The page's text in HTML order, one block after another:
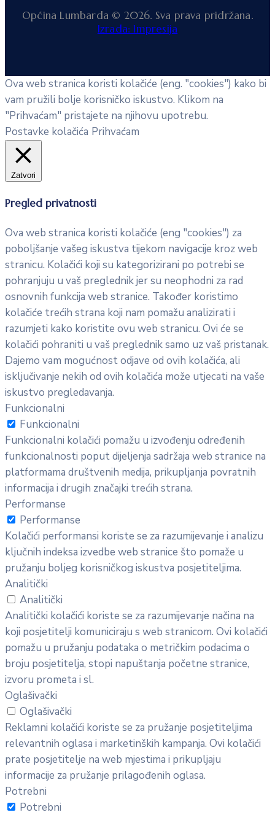
Općina Lumbarda © 2026. Sva prava pridržana.
Izrada: Impresija
Ova web stranica koristi kolačiće (eng. "cookies") kako bi
vam pružili bolje korisničko iskustvo. Klikom na
"Prihvaćam" pristajete na njihovu upotrebu.
Postavke kolačića Prihvaćam
Zatvori
Pregled privatnosti
Ova web stranica koristi kolačiće (eng "cookies") za
poboljšanje vašeg iskustva tijekom navigacije kroz web
stranicu. Kolačići koji su kategorizirani po potrebi se
pohranjuju u vaš preglednik jer su neophodni za rad
osnovnih funkcija web stranice. Također koristimo
kolačiće trećih strana koji nam pomažu analizirati i
razumjeti kako koristite ovu web stranicu. Ovi će se
kolačići pohraniti u vaš preglednik samo uz vaš pristanak.
Dajemo vam mogućnost odjave od ovih kolačića, ali
isključivanje nekih od ovih kolačića može utjecati na vaše
iskustvo pregledavanja.
Funkcionalni
Funkcionalni
Funkcionalni kolačići pomažu u izvođenju određenih
funkcionalnosti poput dijeljenja sadržaja web stranice na
platformama društvenih medija, prikupljanja povratnih
informacija i drugih značajki trećih strana.
Performanse
Performanse
Kolačići performansi koriste se za razumijevanje i analizu
ključnih indeksa izvedbe web stranice što pomaže u
pružanju boljeg korisničkog iskustva posjetiteljima.
Analitički
Analitički
Analitički kolačići koriste se za razumijevanje načina na
koji posjetitelji komuniciraju s web stranicom. Ovi kolačići
pomažu u pružanju podataka o metričkim podacima o
broju posjetitelja, stopi napuštanja početne stranice,
izvoru prometa i sl.
Oglašivački
Oglašivački
Reklamni kolačići koriste se za pružanje posjetiteljima
relevantnih oglasa i marketinških kampanja. Ovi kolačići
prate posjetitelje na web mjestima i prikupljaju
informacije za pružanje prilagođenih oglasa.
Potrebni
Potrebni